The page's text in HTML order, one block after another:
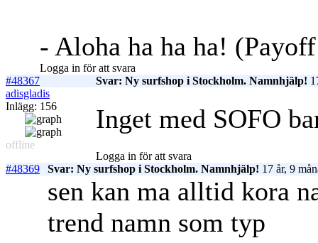
- Aloha ha ha ha!
Logga in för att svara
#48367
Svar: Ny surfshop i Stockholm. Namnhjälp!
adisgladis
Inlägg: 156
offline
Inget med SOFO
Logga in för att svara
#48369
Svar: Ny surfshop i Stockholm. Namnhjälp! 17 år, 9
sen kan ma alltid kora
trend namn som typ